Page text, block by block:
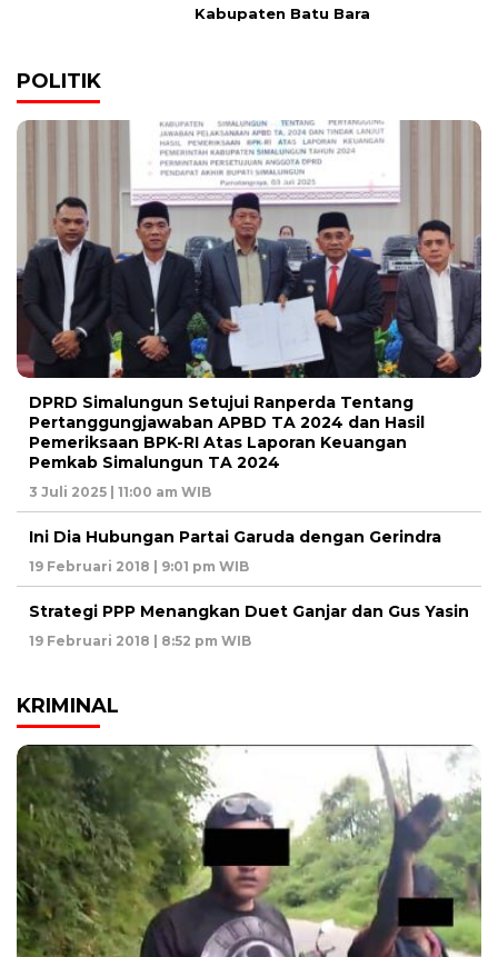
Kabupaten Batu Bara
POLITIK
DPRD Simalungun Setujui Ranperda Tentang
Pertanggungjawaban APBD TA 2024 dan Hasil
Pemeriksaan BPK-RI Atas Laporan Keuangan
Pemkab Simalungun TA 2024
3 Juli 2025 | 11:00 am WIB
Ini Dia Hubungan Partai Garuda dengan Gerindra
19 Februari 2018 | 9:01 pm WIB
Strategi PPP Menangkan Duet Ganjar dan Gus Yasin
19 Februari 2018 | 8:52 pm WIB
KRIMINAL